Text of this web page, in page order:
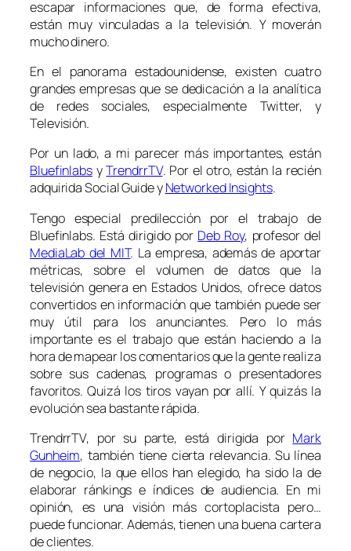
escapar informaciones que, de forma efectiva,
están muy vinculadas a la televisión. Y moverán
mucho dinero.
En el panorama estadounidense, existen cuatro
grandes empresas que se dedicación a la analítica
de redes sociales, especialmente Twitter, y
Televisión.
Por un lado, a mi parecer más importantes, están
BluefinlabsyTrendrrTV. Por el otro, están la recién
adquirida Social Guide yNetworked Insights.
Tengo especial predilección por el trabajo de
Bluefinlabs. Está dirigido por Deb Roy, profesor del
MediaLab del MIT. La empresa, además de aportar
métricas, sobre el volumen de datos que la
televisión genera en Estados Unidos, ofrece datos
convertidos en información que también puede ser
muy útil para los anunciantes. Pero lo más
importante es el trabajo que están haciendo a la
hora de mapear los comentarios que la gente realiza
sobre sus cadenas, programas o presentadores
favoritos. Quizá los tiros vayan por allí. Y quizás la
evolución sea bastante rápida.
TrendrrTV, por su parte, está dirigida por Mark
Gunheim, también tiene cierta relevancia. Su línea
de negocio, la que ellos han elegido, ha sido la de
elaborar ránkings e índices de audiencia. En mi
opinión, es una visión más cortoplacista pero…
puede funcionar. Además, tienen una buena cartera
de clientes.